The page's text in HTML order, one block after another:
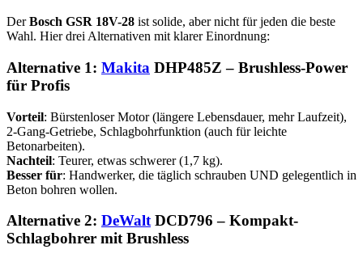
DerBosch GSR 18V-28 ist solide, aber nicht für jeden die beste
Wahl. Hier drei Alternativen mit klarer Einordnung:
Alternative 1: Makita DHP485Z – Brushless-Power
für Profis
Vorteil: Bürstenloser Motor (längere Lebensdauer, mehr Laufzeit),
2-Gang-Getriebe, Schlagbohrfunktion (auch für leichte
Betonarbeiten).
Nachteil: Teurer, etwas schwerer (1,7 kg).
Besser für: Handwerker, die täglich schrauben UND gelegentlich in
Beton bohren wollen.
Alternative 2: DeWaltDCD796 – Kompakt-
Schlagbohrer mit Brushless